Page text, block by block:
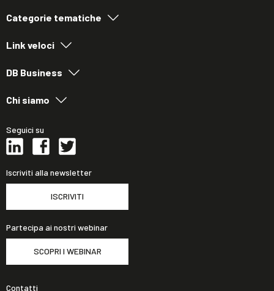
Categorie tematiche
Link veloci
DB Business
Chi siamo
Seguici su
Iscriviti alla newsletter
ISCRIVITI
Partecipa ai nostri webinar
SCOPRI I WEBINAR
Contatti